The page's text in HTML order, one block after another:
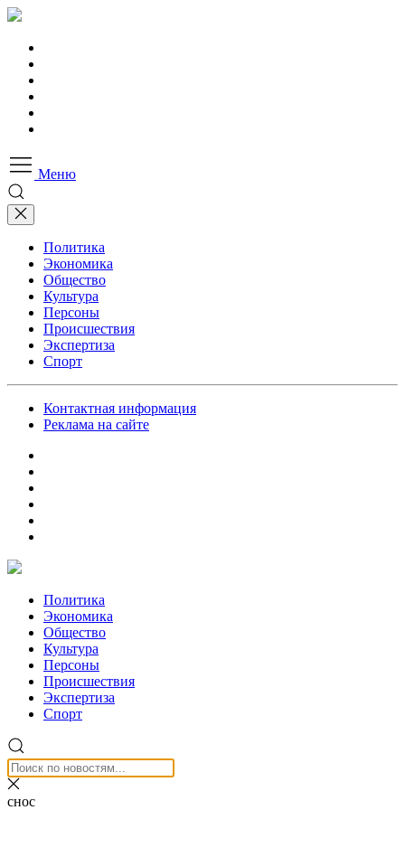
Меню
Политика
Экономика
Общество
Культура
Персоны
Происшествия
Экспертиза
Спорт
Контактная информация
Реклама на сайте
Политика
Экономика
Общество
Культура
Персоны
Происшествия
Экспертиза
Спорт
снос